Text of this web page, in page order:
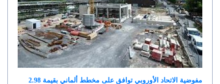
مفوضية الاتحاد الأوروبي توافق على مخطط ألماني بقيمة 2.98